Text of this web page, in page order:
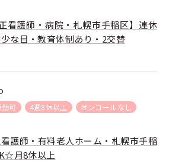
看護師・病院・札幌市手稲区】連休
な目・教育体制あり・2交替
可 4週8休以上
オンコールなし
護師・有料老人ホーム・札幌市手稲
月8休以上